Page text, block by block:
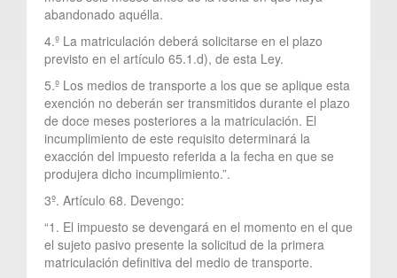
abandonado aquélla.
4.º La matriculación deberá solicitarse en el plazo
previsto en el artículo 65.1.d), de esta Ley.
5.º Los medios de transporte a los que se aplique esta
exención no deberán ser transmitidos durante el plazo
de doce meses posteriores a la matriculación. El
incumplimiento de este requisito determinará la
exacción del impuesto referida a la fecha en que se
produjera dicho incumplimiento.”.
3º. Artículo 68. Devengo:
“1. El impuesto se devengará en el momento en el que
el sujeto pasivo presente la solicitud de la primera
matriculación definitiva del medio de transporte.